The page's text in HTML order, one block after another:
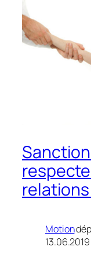
Motion
13.06.2019